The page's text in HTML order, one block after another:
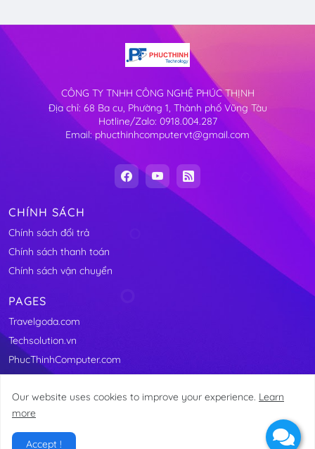
CÔNG TY TNHH CÔNG NGHỆ PHÚC THỊNH
Địa chỉ: 68 Ba cu, Phường 1, Thành phố Vũng Tàu
Hotline/Zalo: 0918.004.287
Email: phucthinhcomputervt@gmail.com
CHÍNH SÁCH
Chính sách đổi trả
Chính sách thanh toán
Chính sách vận chuyển
PAGES
Travelgoda.com
Techsolution.vn
PhucThinhComputer.com
Our website uses cookies to improve your experience. Learn
more
Accept !